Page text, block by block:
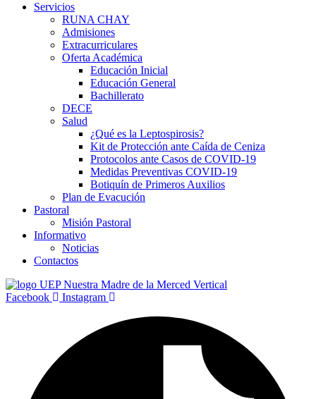
Servicios
RUNA CHAY
Admisiones
Extracurriculares
Oferta Académica
Educación Inicial
Educación General
Bachillerato
DECE
Salud
¿Qué es la Leptospirosis?
Kit de Protección ante Caída de Ceniza
Protocolos ante Casos de COVID-19
Medidas Preventivas COVID-19
Botiquín de Primeros Auxilios
Plan de Evacución
Pastoral
Misión Pastoral
Informativo
Noticias
Contactos
Facebook Instagram